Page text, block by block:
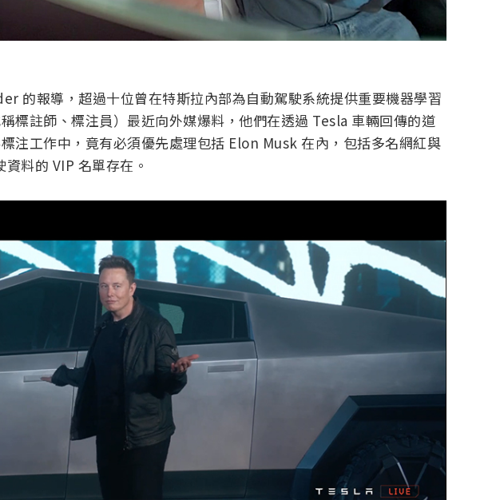
的報導，超過十位曾在特斯拉內部為自動駕駛系統提供重要機器學習
標註師、標注員）最近向外媒爆料，他們在透過 Tesla 車輛回傳的道
注工作中，竟有必須優先處理包括 Elon Musk 在內，包括多名網紅與
料的 VIP 名單存在。